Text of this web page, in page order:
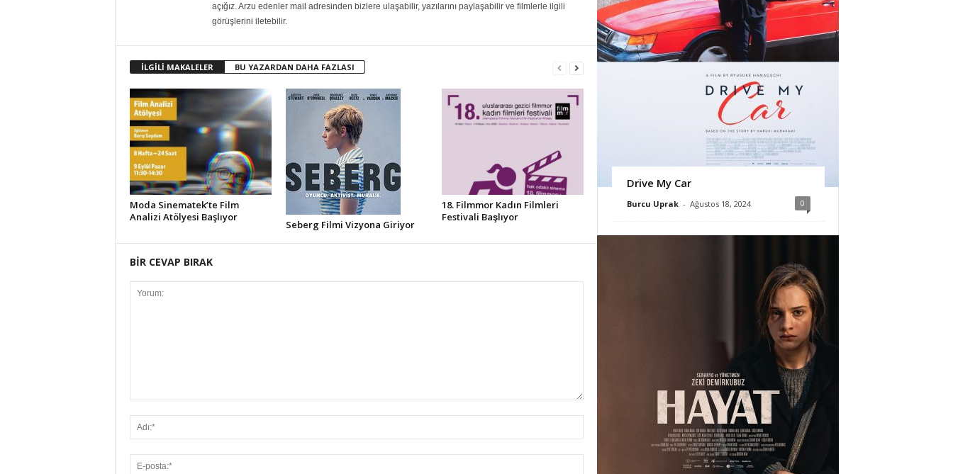
açığız. Arzu edenler mail adresinden bizlere ulaşabilir, yazılarını paylaşabilir ve filmlerle ilgili
görüşlerini iletebilir.
İLGİLİ MAKALELER BU YAZARDAN DAHA FAZLASI
Moda Sinematek’te Film
Analizi Atölyesi Başlıyor
Seberg Filmi Vizyona Giriyor
18. Filmmor Kadın Filmleri
Festivali Başlıyor
BİR CEVAP BIRAK
Drive My Car
Burcu Uprak - Ağustos 18, 2024 0